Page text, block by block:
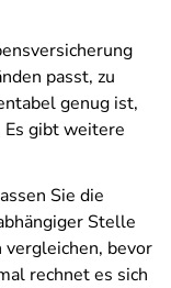
passt, zu
genug ist,
Es gibt weitere
Sie die
Stelle
bevor
rechnet es sich